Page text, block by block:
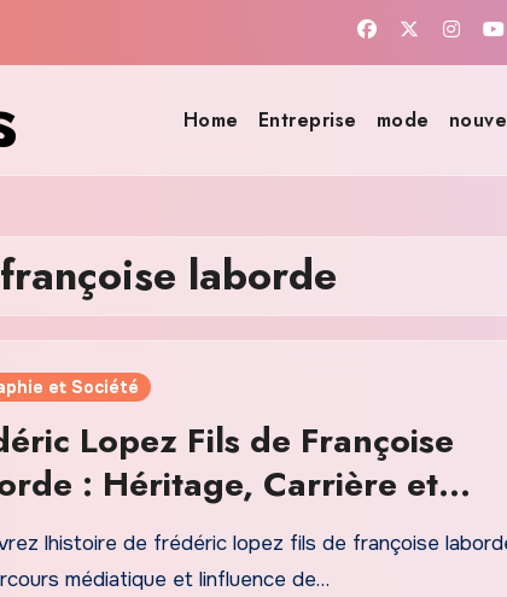
Home Entreprise mode
laborde
et Société
Lopez Fils de Françoise
: Héritage, Carrière et
dans lEspace Public
lhistoire de frédéric lopez fils de françoise
médiatique et linfluence de…